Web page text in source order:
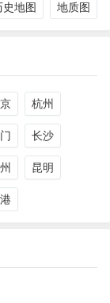
史地图 地质图
杭州
长沙
昆明